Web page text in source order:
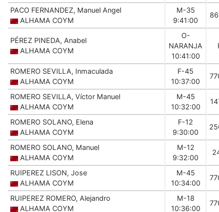
PACO FERNANDEZ, Manuel Angel
ALHAMA COYM
M-35
9:41:00
PÉREZ PINEDA, Anabel
ALHAMA COYM
O-
NARANJA
10:41:00
ROMERO SEVILLA, Inmaculada
ALHAMA COYM
F-45
10:37:00
ROMERO SEVILLA, Víctor Manuel
ALHAMA COYM
M-45
10:32:00
ROMERO SOLANO, Elena
ALHAMA COYM
F-12
9:30:00
ROMERO SOLANO, Manuel
ALHAMA COYM
M-12
9:32:00
RUIPEREZ LISON, Jose
ALHAMA COYM
M-45
10:34:00
RUIPEREZ ROMERO, Alejandro
ALHAMA COYM
M-18
10:36:00